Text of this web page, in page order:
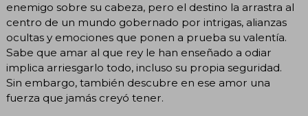
enemigo sobre su cabeza, pero el destino la arrastra al
centro de un mundo gobernado por intrigas, alianzas
ocultas y emociones que ponen a prueba su valentía.
Sabe que amar al que rey le han enseñado a odiar
implica arriesgarlo todo, incluso su propia seguridad.
Sin embargo, también descubre en ese amor una
fuerza que jamás creyó tener.